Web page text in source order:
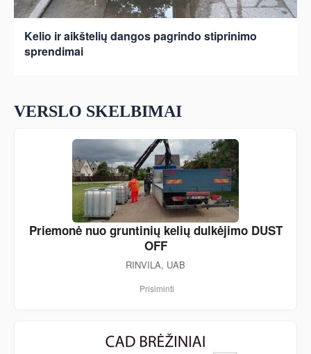
Kelio ir aikštelių dangos pagrindo stiprinimo
sprendimai
VERSLO SKELBIMAI
Priemonė nuo gruntinių kelių dulkėjimo DUST
OFF
RINVILA, UAB
Prisiminti